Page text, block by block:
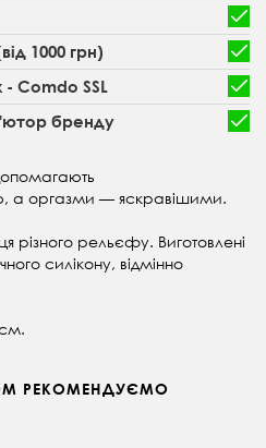
1000 грн)
Comdo SSL
бренду
а оргазми — яскравішими.
різного рельєфу. Виготовлені
силікону, відмінно
РЕКОМЕНДУЄМО